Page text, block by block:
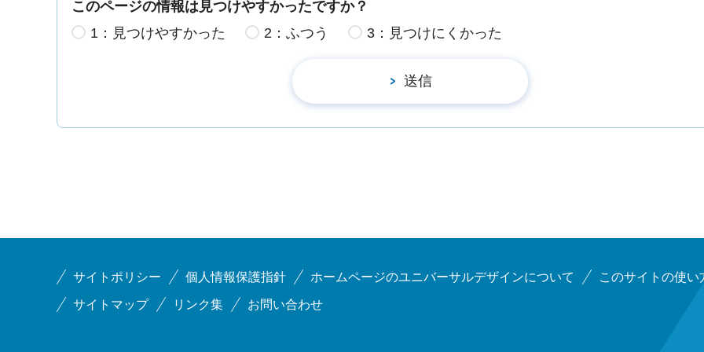
このページの情報は見つけやすかったですか？
1：見つけやすかった
2：ふつう 3：見つけにくかった
サイトポリシー 個人情報保護指針 ホームページのユニバーサルデザインについて このサイトの使い
サイトマップ リンク集 お問い合わせ